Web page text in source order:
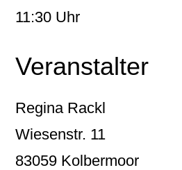
11:30 Uhr
Veranstalter
Regina Rackl
Wiesenstr. 11
83059 Kolbermoor